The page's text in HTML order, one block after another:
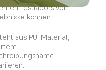
Testlabors von
können
aus PU-Material,